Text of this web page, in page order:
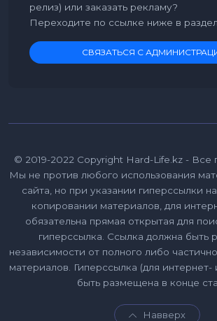
релиз) или заказать рекламу?
Переходите по ссылке ниже в раздел
СВЯЗАТЬСЯ С
© 2019-2022 Copyright Hard-Life.kz - Все
Мы не против любого использования
сайта, но при указании гиперссылки
копировании материалов, для
обязательна прямая открытая для
гиперссылка. Ссылка должна быть
независимости от полного либо
материалов. Гиперссылка (для интернет-
быть размещена в конце
Навверх